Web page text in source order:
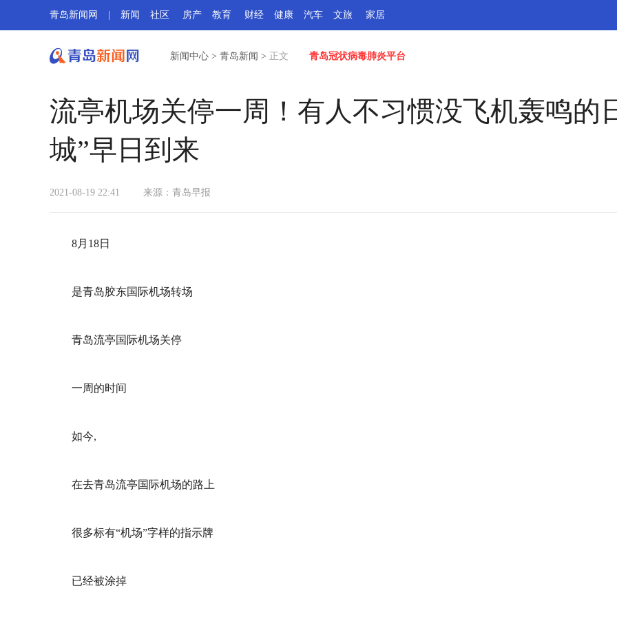
青岛新闻网 新闻 社区 房产 教育 财经 健康 汽车 文旅 家居
新闻中心 > 青岛新闻 > 正文 青岛冠状病毒肺炎平台
流亭机场关停一周！有人不习惯没飞机轰鸣的
城”早日到来
2021-08-19 22:41 来源：青岛早报
8月18日
是青岛胶东国际机场转场
青岛流亭国际机场关停
一周的时间
如今,
在去青岛流亭国际机场的路上
很多标有“机场”字样的指示牌
已经被涂掉